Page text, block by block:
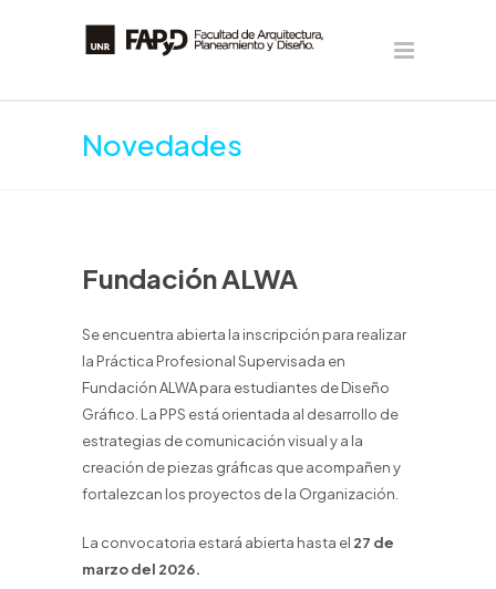
Novedades
Fundación ALWA
Se encuentra abierta la inscripción para realizar
la Práctica Profesional Supervisada en
Fundación ALWA para estudiantes de Diseño
Gráfico. La PPS está orientada al desarrollo de
estrategias de comunicación visual y a la
creación de piezas gráficas que acompañen y
fortalezcan los proyectos de la Organización.
La convocatoria estará abierta hasta el 27 de
marzo del 2026.